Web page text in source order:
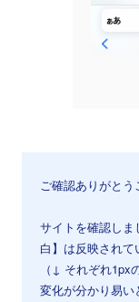
ご確認ありがとう
サイトを確認し
白】は反映されて
（↓ それぞれ1px
変化が分かり易い